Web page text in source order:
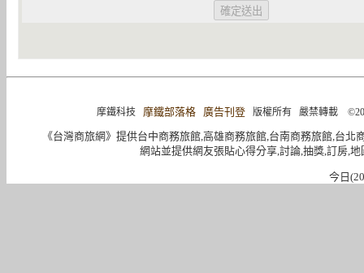
摩鐵科技 摩鐵部落格 廣告刊登 版權所有 嚴禁轉載
《台灣商旅網》提供台中商務旅館,高雄商務旅館,台南商務旅館,台
網站並提供網友張貼心得分享,討論,抽獎,訂房,
今日